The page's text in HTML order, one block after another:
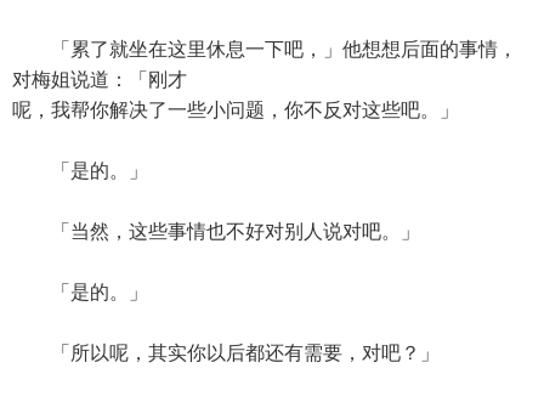
「累了就坐在这里休息一下吧，」他想想后面的事情，
对梅姐说道：「刚才
呢，我帮你解决了一些小问题，你不反对这些吧。」
「是的。」
「当然，这些事情也不好对别人说对吧。」
「是的。」
「所以呢，其实你以后都还有需要，对吧？」